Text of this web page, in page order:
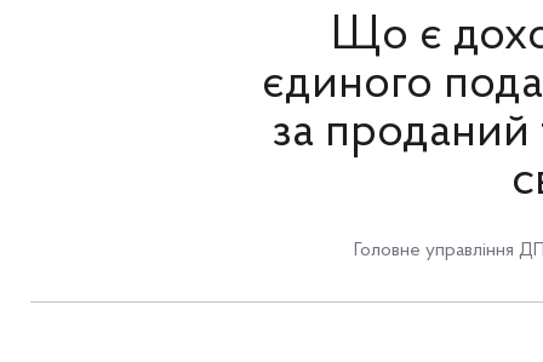
Що є
єдиного
за проданий
Головне управління